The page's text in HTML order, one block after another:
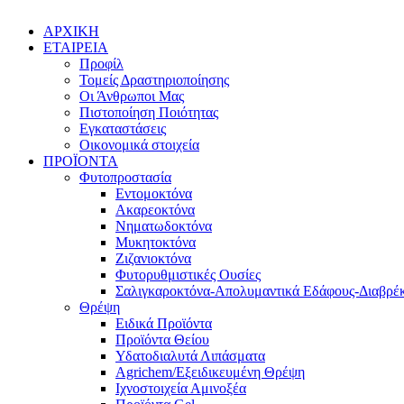
ΑΡΧΙΚΗ
ΕΤΑΙΡΕΙΑ
Προφίλ
Τομείς Δραστηριοποίησης
Οι Άνθρωποι Μας
Πιστοποίηση Ποιότητας
Εγκαταστάσεις
Οικονομικά στοιχεία
ΠΡΟΪΟΝΤΑ
Φυτοπροστασία
Εντομοκτόνα
Ακαρεοκτόνα
Νηματωδοκτόνα
Μυκητοκτόνα
Ζιζανιοκτόνα
Φυτορυθμιστικές Ουσίες
Σαλιγκαροκτόνα-Απολυμαντικά Εδάφους-
Θρέψη
Ειδικά Προϊόντα
Προϊόντα Θείου
Υδατοδιαλυτά Λιπάσματα
Agrichem/Εξειδικευμένη Θρέψη
Ιχνοστοιχεία Αμινοξέα